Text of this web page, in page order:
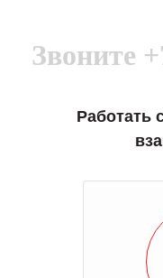
Звоните
Работать